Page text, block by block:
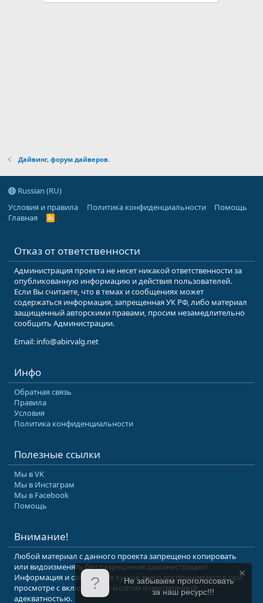
Дайвинг, форум дайверов.
Russian (RU)
Условия и правила
Политика конфиденциальности
Помощь
Главная
R
Отказ от ответственности
Администрация проекта не несет никакой ответственности за
опубликованную информацию и действия пользователей.
Если Вы считаете, что в темах и сообщениях может
содержаться информация, запрещенная УК РФ, либо материал
защищенный авторскими правами, просим незамедлительно
сообщить Администрации.
Email: info@abirvalg.net
Инфо
Обратная связь
Правила
Условия
Политика конфиденциальности
Полезные ссылки
Мы в VK
Мы в Инстаграм
Мы в Facebook
Помощь
Внимание!
Любой материал с данного проекта запрещено копировать
или видоизменять без разрешения администрации!
Информация и сообщения лучше всего воспринимаются при
просмотре с включенным мозгом и неутерянной
адекватностью.
Не забываем проголосовать
за наш ресурс!!!